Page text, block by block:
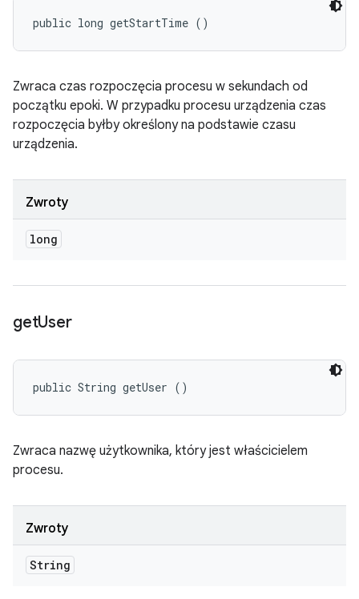
public long getStartTime ()
Zwraca czas rozpoczęcia procesu w sekundach od
początku epoki. W przypadku procesu urządzenia czas
rozpoczęcia byłby określony na podstawie czasu
urządzenia.
Zwroty
long
getUser
public String getUser ()
Zwraca nazwę użytkownika, który jest właścicielem
procesu.
Zwroty
String